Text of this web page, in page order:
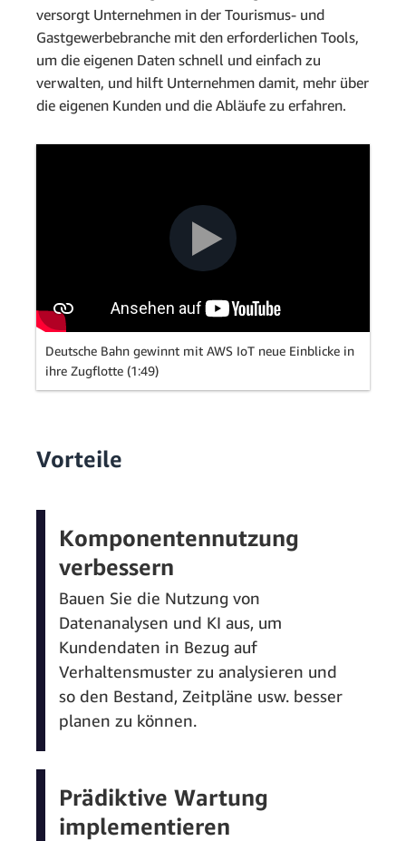
versorgt Unternehmen in der Tourismus- und
Gastgewerbebranche mit den erforderlichen Tools,
um die eigenen Daten schnell und einfach zu
verwalten, und hilft Unternehmen damit, mehr über
die eigenen Kunden und die Abläufe zu erfahren.
Deutsche Bahn gewinnt mit AWS IoT neue Einblicke in
ihre Zugflotte (1:49)
Vorteile
Komponentennutzung
verbessern
Bauen Sie die Nutzung von
Datenanalysen und KI aus, um
Kundendaten in Bezug auf
Verhaltensmuster zu analysieren und
so den Bestand, Zeitpläne usw. besser
planen zu können.
Prädiktive Wartung
implementieren